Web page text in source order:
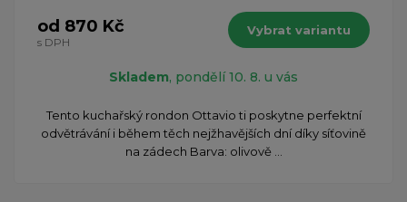
od 870 Kč
s DPH
Vybrat variantu
Skladem, pondělí 10. 8. u vás
Tento kuchařský rondon Ottavio ti poskytne perfektní
odvětrávání i během těch nejžhavějších dní díky síťovině
na zádech Barva: olivově ...